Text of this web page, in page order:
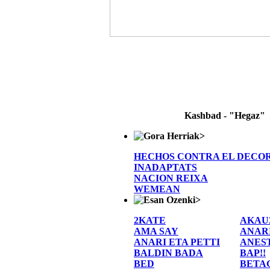
Kashbad - "Hegaz"
>
HECHOS CONTRA EL
INADAPTATS
NACION REIXA
WEMEAN
>
2KATE
AMA SAY
ANARI ETA PETTI
BALDIN BADA
BAP!!
BED